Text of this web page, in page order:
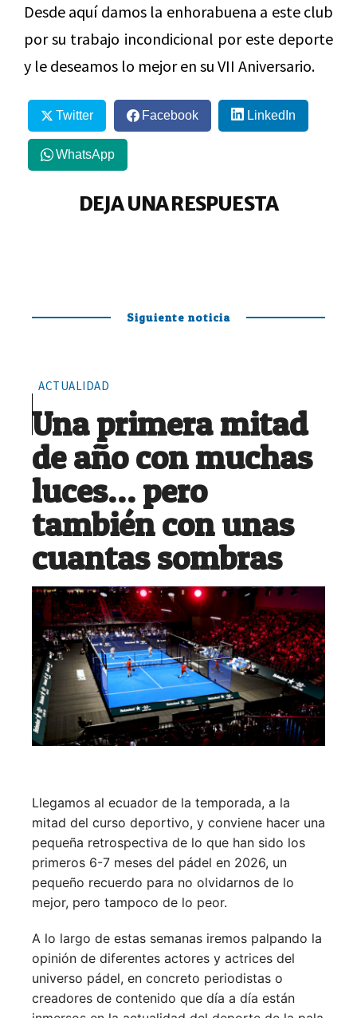
Desde aquí damos la enhorabuena a este club
por su trabajo incondicional por este deporte
y le deseamos lo mejor en su VII Aniversario.
Twitter Facebook LinkedIn
WhatsApp
DEJA UNA RESPUESTA
Siguiente noticia
ACTUALIDAD
Una primera mitad
de año con muchas
luces… pero
también con unas
cuantas sombras
Llegamos al ecuador de la temporada, a la
mitad del curso deportivo, y conviene hacer una
pequeña retrospectiva de lo que han sido los
primeros 6-7 meses del pádel en 2026, un
pequeño recuerdo para no olvidarnos de lo
mejor, pero tampoco de lo peor.
A lo largo de estas semanas iremos palpando la
opinión de diferentes actores y actrices del
universo pádel, en concreto periodistas o
creadores de contenido que día a día están